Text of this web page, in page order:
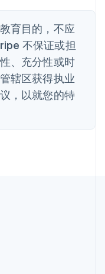
育目的，不应
不保证或担
、充分性或时
辖区获得执业
，以就您的特